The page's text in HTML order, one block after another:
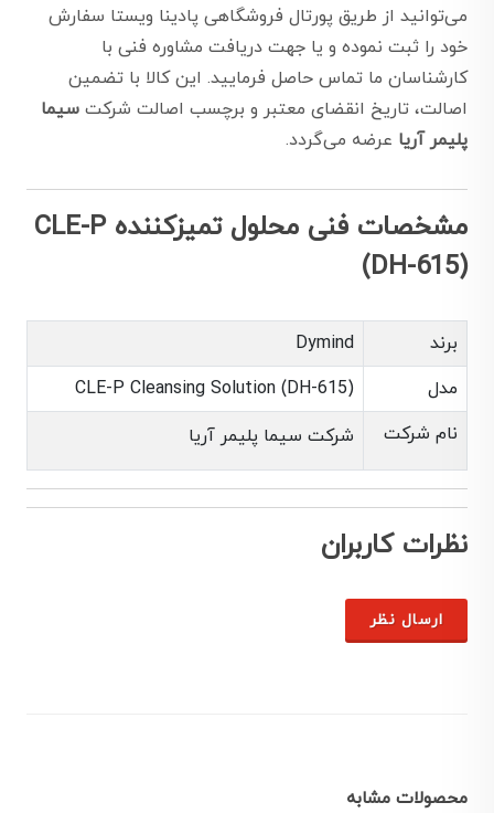
می‌توانید از طریق پورتال فروشگاهی پادینا ویستا سفارش
خود را ثبت نموده و یا جهت دریافت مشاوره فنی با
کارشناسان ما تماس حاصل فرمایید. این کالا با تضمین
اصالت، تاریخ انقضای معتبر و برچسب اصالت شرکت سیما
پلیمر آریا عرضه می‌گردد.
مشخصات فنی محلول تمیزکننده CLE-P
(DH-615)
برند
Dymind
مدل
CLE-P Cleansing Solution (DH-615)
نام شرکت
شرکت سیما پلیمر آریا
نظرات کاربران
ارسال نظر
محصولات مشابه